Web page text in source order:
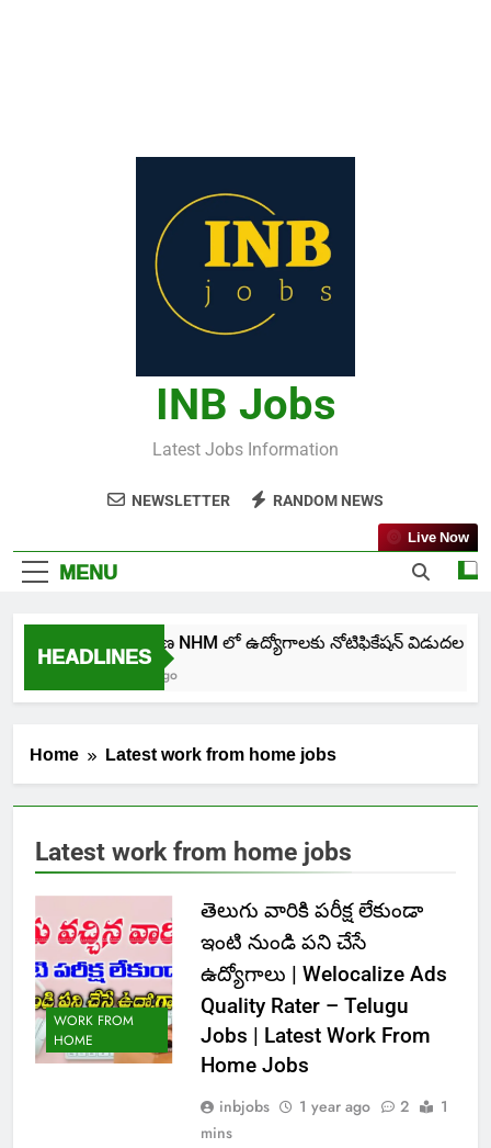
INB Jobs
Latest Jobs Information
NEWSLETTER RANDOM NEWS
MENU
Live Now
HEADLINESతెలంగాణ NHM లో ఉద్యోగాలకు నోటిఫికేషన్ విడుదల
Home Latest work from home jobs
Latest work from home jobs
WORK FROM
HOME
తెలుగు వారికి పరీక్ష లేకుండా
ఇంటి నుండి పని చేసే
ఉద్యోగాలు | Welocalize Ads
Quality Rater – Telugu
Jobs | Latest Work From
Home Jobs
inbjobs 1 year ago 2
1
mins